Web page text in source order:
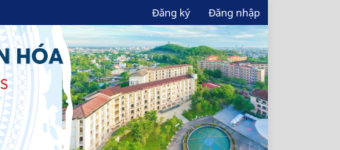
Đăng ký Đăng nhập